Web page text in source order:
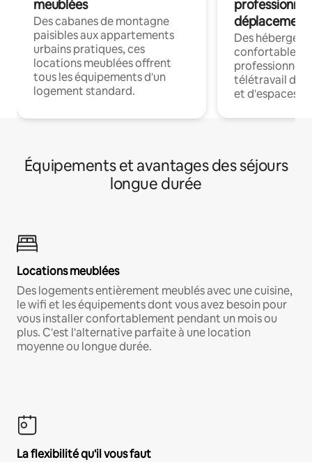
meublées
Des cabanes de montagne
paisibles aux appartements
urbains pratiques, ces
locations meublées offrent
tous les équipements d'un
logement standard.
déplacement
Des
confortables
professionnels
télétravail
et d'espaces
Équipements et avantages des séjours
longue durée
Locations meublées
Des logements entièrement meublés avec une cuisine,
le wifi et les équipements dont vous avez besoin pour
vous installer confortablement pendant un mois ou
plus. C'est l'alternative parfaite à une location
moyenne ou longue durée.
La flexibilité qu'il vous faut